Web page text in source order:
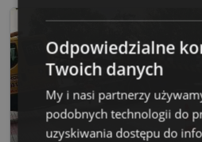
Odpowiedzialne
Twoich danych
My i nasi partnerzy
podobnych technologii do
uzyskiwania dostępu do